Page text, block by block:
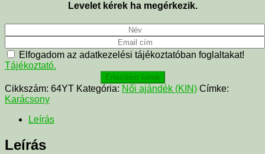
Levelet kérek ha megérkezik.
Elfogadom az adatkezelési tájékoztatóban foglaltakat!
Tájékoztató.
Értesítést kérek
Cikkszám: 64YT Kategória: Női ajándék (KIN) Címke:
Karácsony
Leírás
Leírás